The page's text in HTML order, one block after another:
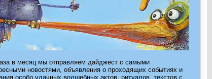
в месяц мы отправляем дайджест с самыми
новостями, объявления о проходящих событиях и
особо удачных волшебных актов, ритуалов, текстов с
Страница 1 из 19 1 2 3 11 > Последняя »